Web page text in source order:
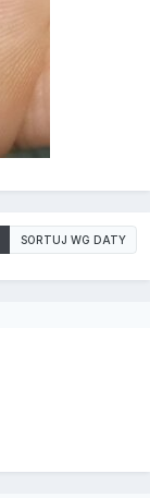
SORTUJ WG DATY